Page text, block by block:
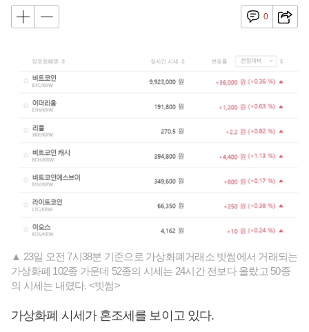
0
▲ 23일 오전 7시38분 기준으로 가상화폐거래소 빗썸에서 거래되는
가상화폐 102종 가운데 52종의 시세는 24시간 전보다 올랐고 50종
의 시세는 내렸다. <빗썸>
가상화폐 시세가 혼조세를 보이고 있다.